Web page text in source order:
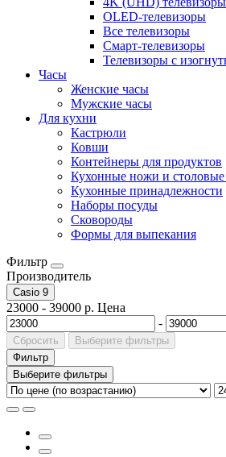
OLED-телевизоры
Все телевизоры
Смарт-телевизоры
Телевизоры с
Часы
Женские часы
Мужские часы
Для кухни
Кастрюли
Ковши
Контейнеры для продуктов
Кухонные ножи и
Кухонные принадлежности
Наборы посуды
Сковороды
Формы для выпекания
Фильтр
Производитель
Casio 9
23000 - 39000 р. Цена
-
Сбросить
Выберите фильтры
Фильтр
Выберите фильтры